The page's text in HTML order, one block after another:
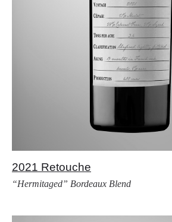
2021 Retouche
“Hermitaged” Bordeaux Blend